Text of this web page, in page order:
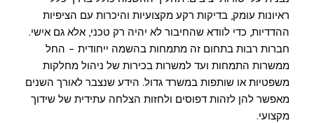
ראיונות עומק, בדיקות רקע מקצועיות והיכרות עם הציפיות
ההדדיות, כדי לוודא שהחיבור לא יהיה רק טכני, אלא גם אישי.
חברות רבות בתחום זה מתמחות בהשמה ייחודית – החל
ממשרות התמחות ועד למשרות בכירות של ניהול מחלקות
משפטיות או שותפות במשרד גדול. הידע שנצבר לאורך השנים
מאפשר להן לזהות דפוסים ולחזות הצלחה עתידית של שידוך
מקצועי.